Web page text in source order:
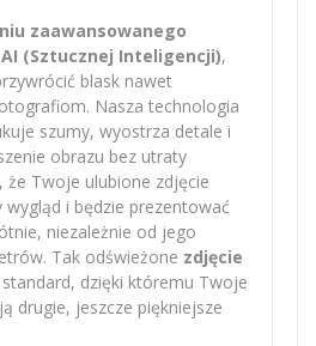
zaawansowanego
(Sztucznej Inteligencji),
blask nawet
Nasza technologia
szumy, wyostrza detale i
obrazu bez utraty
że Twoje ulubione zdjęcie
i będzie prezentować
niezależnie od jego
Tak odświeżone zdjęcie
dzięki któremu Twoje
drugie, jeszcze piękniejsze